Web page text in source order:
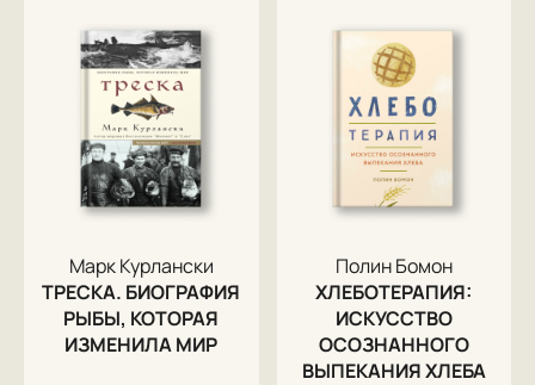
Марк Курлански
ТРЕСКА. БИОГРАФИЯ
РЫБЫ, КОТОРАЯ
ИЗМЕНИЛА МИР
Полин Бомон
ХЛЕБОТЕРАПИЯ:
ИСКУССТВО
ОСОЗНАННОГО
ВЫПЕКАНИЯ ХЛЕБА